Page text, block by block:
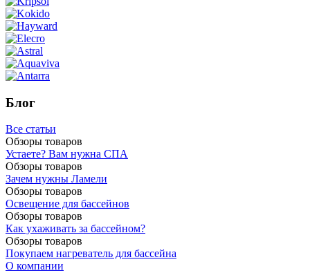
Блог
Все статьи
Обзоры товаров
Устаете? Вам нужна СПА
Обзоры товаров
Зачем нужны Ламели
Обзоры товаров
Освещение для бассейнов
Обзоры товаров
Как ухаживать за бассейном?
Обзоры товаров
Покупаем нагреватель для бассейна
О компании